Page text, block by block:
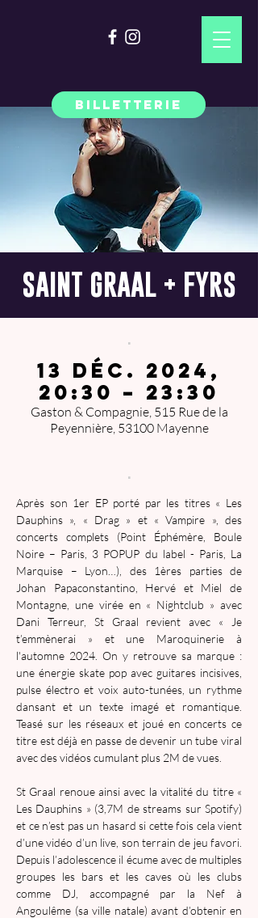
SAINT GRAAL + FYRS
.
13 déc. 2024,
20:30 – 23:30
Gaston & Compagnie, 515 Rue de la
Peyennière, 53100 Mayenne
.
Après son 1er EP porté par les titres « Les
Dauphins », « Drag » et « Vampire », des
concerts complets (Point Éphémère, Boule
Noire – Paris, 3 POPUP du label - Paris, La
Marquise – Lyon…), des 1ères parties de
Johan Papaconstantino, Hervé et Miel de
Montagne, une virée en « Nightclub » avec
Dani Terreur, St Graal revient avec « Je
t’emmènerai » et une Maroquinerie à
l'automne 2024. On y retrouve sa marque :
une énergie skate pop avec guitares incisives,
pulse électro et voix auto-tunées, un rythme
dansant et un texte imagé et romantique.
Teasé sur les réseaux et joué en concerts ce
titre est déjà en passe de devenir un tube viral
avec des vidéos cumulant plus 2M de vues.
St Graal renoue ainsi avec la vitalité du titre «
Les Dauphins » (3,7M de streams sur Spotify)
et ce n’est pas un hasard si cette fois cela vient
d’une vidéo d’un live, son terrain de jeu favori.
Depuis l’adolescence il écume avec de multiples
groupes les bars et les caves où les clubs
comme DJ, accompagné par la Nef à
Angoulême (sa ville natale) avant d’obtenir en
BILLETTERIE